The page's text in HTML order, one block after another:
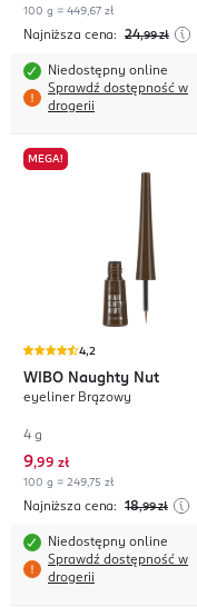
100 g = 449,67 zł
Najniższa cena: 24,99 zł
Niedostępny online
Sprawdź dostępność w
drogerii
MEGA!
4,2
WIBO Naughty Nut
eyeliner Brązowy
4 g
9,99 zł
100 g = 249,75 zł
Najniższa cena: 18,99 zł
Niedostępny online
Sprawdź dostępność w
drogerii